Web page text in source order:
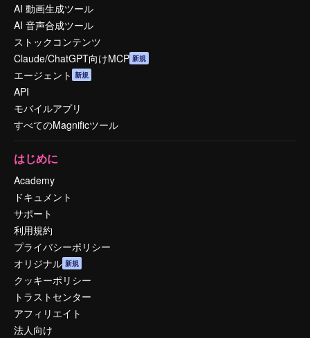
AI 動画生成ツール
AI 音声合成ツール
ストックコンテンツ
Claude/ChatGPT向けMCP 新規
エージェント 新規
API
モバイルアプリ
すべてのMagnificツール
はじめに
Academy
ドキュメント
サポート
利用規約
プライバシーポリシー
オリジナル 新規
クッキーポリシー
トラストセンター
アフィリエイト
法人向け